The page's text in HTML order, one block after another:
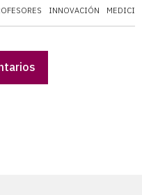
INNOVACIÓN